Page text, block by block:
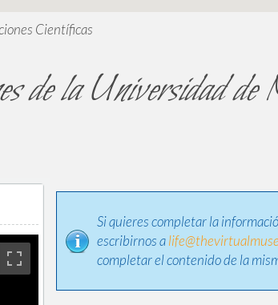
Científicas
de la Universidad de
Si quieres completar la
escribirnos a
completar el contenido de la